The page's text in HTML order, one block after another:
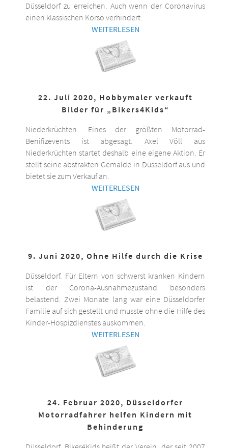
Düsseldorf zu erreichen. Auch wenn der Coronavirus
einen klassischen Korso verhindert.
WEITERLESEN
22. Juli 2020, Hobbymaler verkauft
Bilder für „Bikers4Kids“
Niederkrüchten. Eines der größten Motorrad-
Benifizevents ist abgesagt. Axel Völl aus
Niederkrüchten startet deshalb eine eigene Aktion. Er
stellt seine abstrakten Gemälde in Düsseldorf aus und
bietet sie zum Verkauf an.
WEITERLESEN
9. Juni 2020, Ohne Hilfe durch die Krise
Düsseldorf. Für Eltern von schwerst kranken Kindern
ist der Corona-Ausnahmezustand besonders
belastend. Zwei Monate lang war eine Düsseldorfer
Familie auf sich gestellt und musste ohne die Hilfe des
Kinder-Hospizdienstes auskommen.
WEITERLESEN
24. Februar 2020, Düsseldorfer
Motorradfahrer helfen Kindern mit
Behinderung